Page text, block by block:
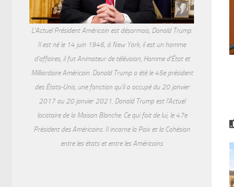
L'Actuel Président Américain est désormais, Donald Trump.
Il est né le 14 juin 1946, à New York, il est un homme
d'affaires, il fut Animateur de télévision, Homme d'État et
Milliardaire Américain. Donald Trump a été le 45e président
des États-Unis, une fonction qu'il a occupé du 20 janvier
2017 au 20 janvier 2021. Donald Trump est l'Actuel
locataire de la Maison Blanche. Ce qui fait de lui, le 47e
Président des Américains. Il incarne la Paix et la Cohésion
entre les états et entre les Américains